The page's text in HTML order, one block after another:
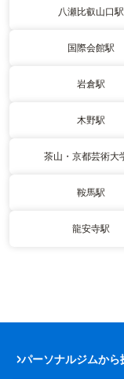
八瀬比叡山口駅
国際会館駅
岩倉駅
木野駅
茶山・京都芸術大
鞍馬駅
龍安寺駅
パーソナルジムから